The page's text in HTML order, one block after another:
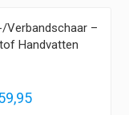
Verbandschaar –
Handvatten